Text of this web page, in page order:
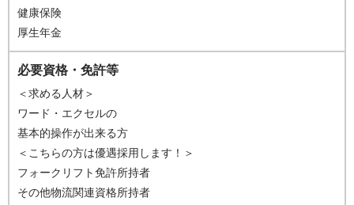
健康保険
厚生年金
必要資格・免許等
＜求める人材＞
ワード・エクセルの
基本的操作が出来る方
＜こちらの方は優遇採用します！＞
フォークリフト免許所持者
その他物流関連資格所持者